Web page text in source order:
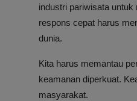
industri pariwisata
respons cepat harus
dunia.
Kita harus memantau
keamanan diperkuat.
masyarakat.